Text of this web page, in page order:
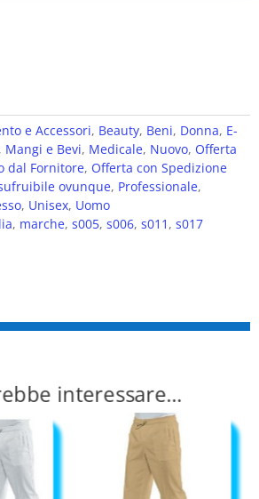
e Accessori, Beauty, Beni, Donna, E-
, Mangi e Bevi, Medicale, Nuovo, Offerta
dal Fornitore, Offerta con Spedizione
ovunque, Professionale,
, Unisex, Uomo
, marche, s005, s006, s011 , s017
interessare…